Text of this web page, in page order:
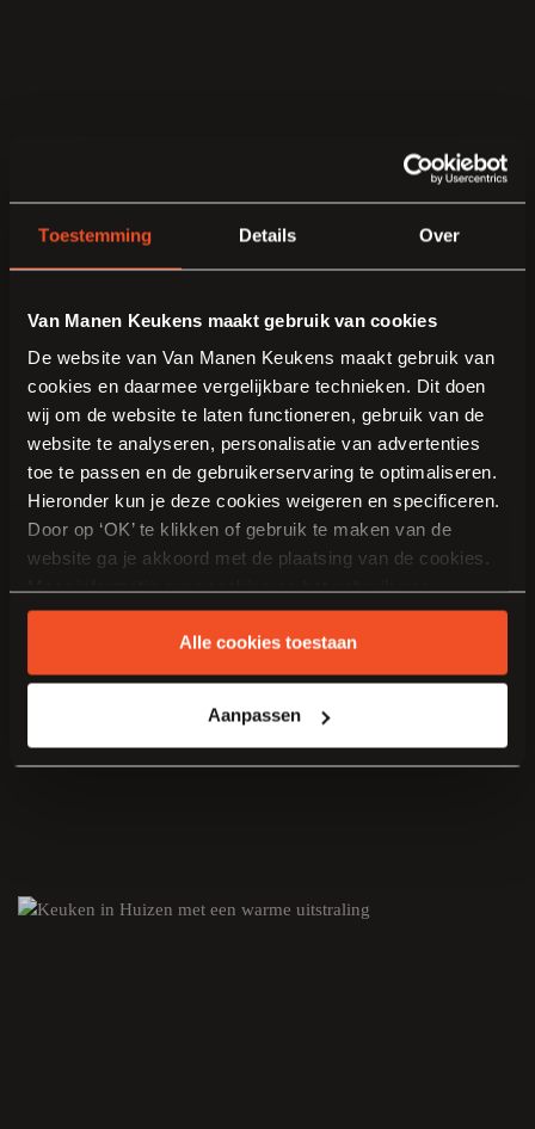
Toestemming Details Over
Van Manen Keukens maakt gebruik van cookies
De website van Van Manen Keukens maakt gebruik van
cookies en daarmee vergelijkbare technieken. Dit doen
wij om de website te laten functioneren, gebruik van de
website te analyseren, personalisatie van advertenties
toe te passen en de gebruikerservaring te optimaliseren.
Hieronder kun je deze cookies weigeren en specificeren.
Door op ‘OK’ te klikken of gebruik te maken van de
website ga je akkoord met de plaatsing van de cookies.
Meer informatie over cookies en het gebruik van
persoonsgegevens door Van Manen Keukens vind je
Alle cookies toestaan
Aanpassen